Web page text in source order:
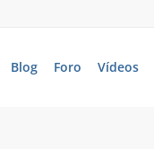
Blog Foro Vídeos